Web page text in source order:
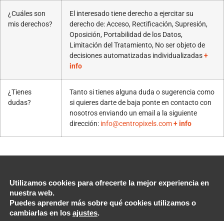
Utilizamos cookies para ofrecerte la mejor experiencia en
nuestra web.
Puedes aprender más sobre qué cookies utilizamos o
cambiarlas en los ajustes.
¿Cuáles son
mis derechos?
El interesado tiene derecho a ejercitar su
derecho de: Acceso, Rectificación, Supresión,
Oposición, Portabilidad de los Datos,
Limitación del Tratamiento, No ser objeto de
decisiones automatizadas individualizadas+
info
¿Tienes
dudas?
Tanto si tienes alguna duda o sugerencia como
si quieres darte de baja ponte en contacto con
nosotros enviando un email a la siguiente
dirección: info@centropixels.com+ info